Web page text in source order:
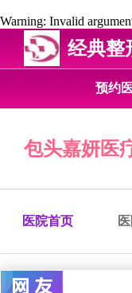
Warning: Invalid
经典整
预约
包头嘉妍医
医院首页